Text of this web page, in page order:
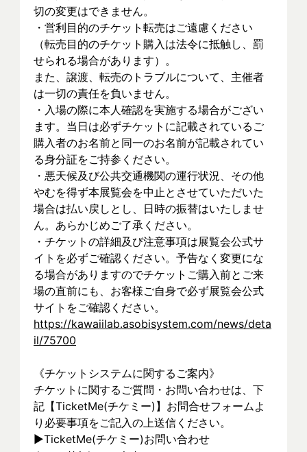
切の変更はできません。
・営利目的のチケット転売はご遠慮ください
（転売目的のチケット購入は法令に抵触し、罰
せられる場合があります）。
また、譲渡、転売のトラブルについて、主催者
は一切の責任を負いません。
・入場の際に本人確認を実施する場合がござい
ます。当日は必ずチケットに記載されているご
購入者のお名前と同一のお名前が記載されてい
る身分証をご持参ください。
・悪天候及び公共交通機関の運行状況、その他
やむを得ず本展覧会を中止とさせていただいた
場合は払い戻しとし、日時の振替はいたしませ
ん。あらかじめご了承ください。
・チケットの詳細及び注意事項は展覧会公式サ
イトを必ずご確認ください。予告なく変更にな
る場合がありますのでチケットご購入前とご来
場の直前にも、お客様ご自身で必ず展覧会公式
サイトをご確認ください。
https://kawaiilab.asobisystem.com/news/deta
il/75700
《チケットシステムに関するご案内》
チケットに関するご質問・お問い合わせは、下
記【TicketMe(チケミー)】お問合せフォームよ
り必要事項をご記入の上送信ください。
▶︎TicketMe(チケミー)お問い合わせ